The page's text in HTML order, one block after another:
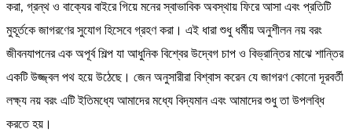
করা, গ্রন্থ ও বাক্যের বাইরে গিয়ে মনের স্বাভাবিক অবস্থায় ফিরে আসা এবং প্রতিটি
মুহূর্তকে জাগরণের সুযোগ হিসেবে গ্রহণ করা। এই ধারা শুধু ধর্মীয় অনুশীলন নয় বরং
জীবনযাপনের এক অপূর্ব শিল্প যা আধুনিক বিশ্বের উদ্বেগ চাপ ও বিভ্রান্তির মাঝে শান্তির
একটি উজ্জ্বল পথ হয়ে উঠেছে। জেন অনুসারীরা বিশ্বাস করেন যে জাগরণ কোনো দূরবর্তী
লক্ষ্য নয় বরং এটি ইতিমধ্যে আমাদের মধ্যে বিদ্যমান এবং আমাদের শুধু তা উপলব্ধি
করতে হয়।